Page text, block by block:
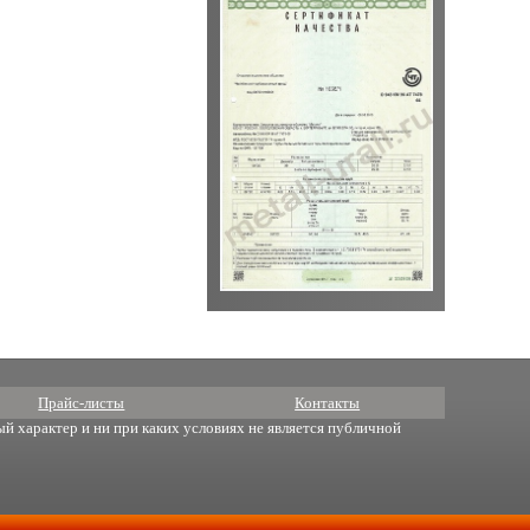
Прайс-листы Контакты
характер и ни при каких условиях не является публичной